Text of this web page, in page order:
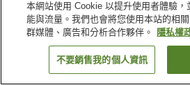
休息室
寵物
找客房
本網站使用 Cookie 以提升使用者體驗，
能與流量。我們也會將您使用本站的相
群媒體、廣告和分析合作夥伴。
隱私權
不要銷售我的個人資訊